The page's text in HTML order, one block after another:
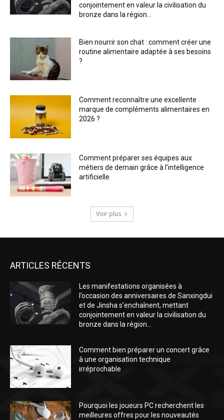
conjointement en valeur la civilisation du
bronze dans la région...
Bien nourrir son chat : comment créer une
routine alimentaire adaptée à ses besoins
?
Comment reconnaître une excellente
marque de compléments alimentaires en
2026 ?
Comment préparer ses équipes aux
métiers de demain grâce à l’intelligence
artificielle
Voir plus
ARTICLES RÉCENTS
Les manifestations organisées à
l’occasion des anniversaires de Sanxingdui
et de Jinsha s’enchaînent, mettant
conjointement en valeur la civilisation du
bronze dans la région...
Comment bien préparer un concert grâce
à une organisation technique
irréprochable
Pourquoi les joueurs PC recherchent les
meilleures offres pour les nouveautés